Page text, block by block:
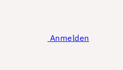
Anmelden